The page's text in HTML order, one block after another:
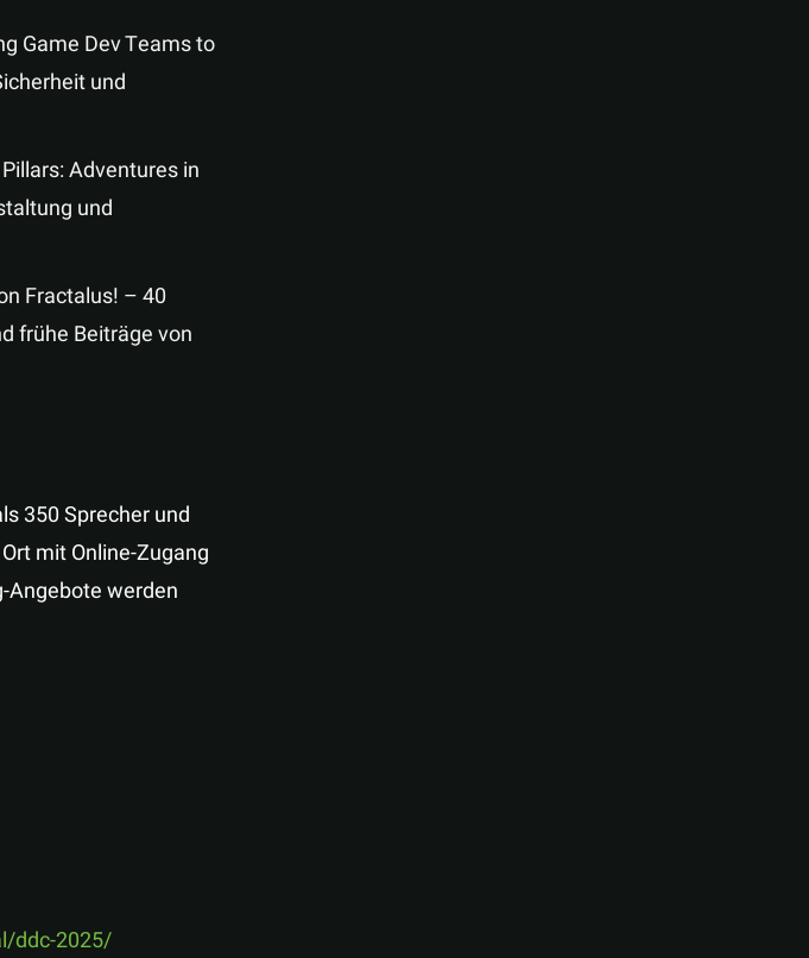
Game Dev Teams to
und
Adventures in
und
Fractalus! – 40
frühe Beiträge von
350 Sprecher und
mit Online-Zugang
Angebote werden
ddc-2025/